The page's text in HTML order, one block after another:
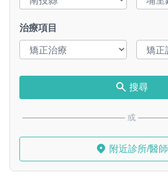
治療項目
搜尋
或
附近診所/醫師